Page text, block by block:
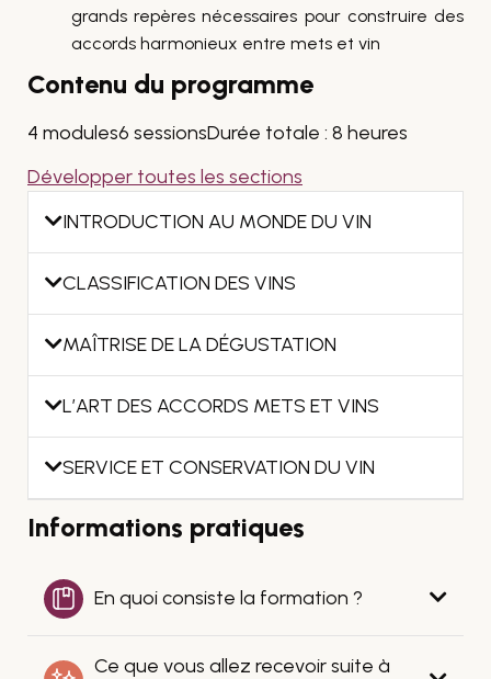
grands repères nécessaires pour construire des
accords harmonieux entre mets et vin
Contenu du programme
4 modules6 sessionsDurée totale : 8 heures
Développer toutes les sections
INTRODUCTION AU MONDE DU VIN
CLASSIFICATION DES VINS
MAÎTRISE DE LA DÉGUSTATION
L’ART DES ACCORDS METS ET VINS
SERVICE ET CONSERVATION DU VIN
Informations pratiques
En quoi consiste la formation ?
Ce que vous allez recevoir suite à